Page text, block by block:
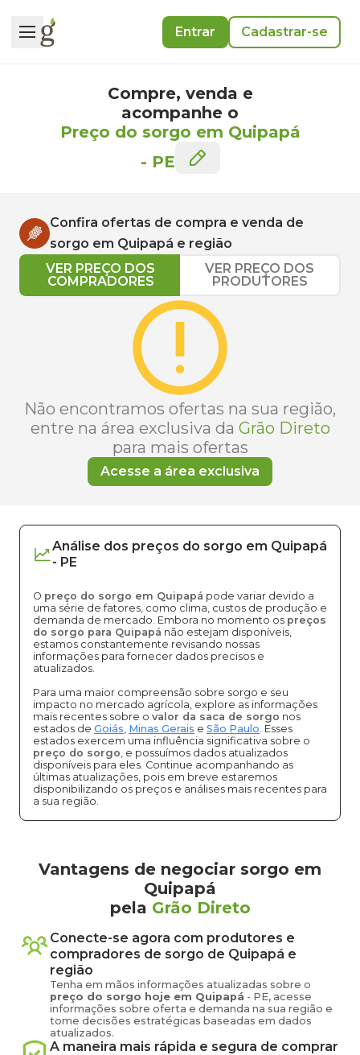
Entrar Cadastrar-se
Compre, venda e
acompanhe o
Preço do sorgo em Quipapá
- PE
Confira ofertas de compra e venda de
sorgo em Quipapá e região
VER PREÇO DOS
COMPRADORES
VER PREÇO DOS
PRODUTORES
Não encontramos ofertas na sua região,
entre na área exclusiva da Grão Direto
para mais ofertas
Acesse a área exclusiva
Análise dos preços do sorgo em Quipapá
- PE
O preço do sorgo em Quipapá pode variar devido a
uma série de fatores, como clima, custos de produção e
demanda de mercado. Embora no momento os preços
do sorgo para Quipapá não estejam disponíveis,
estamos constantemente revisando nossas
informações para fornecer dados precisos e
atualizados.
Para uma maior compreensão sobre sorgo e seu
impacto no mercado agrícola, explore as informações
mais recentes sobre o valor da saca de sorgo nos
estados de Goiás, Minas Gerais e São Paulo. Esses
estados exercem uma influência significativa sobre o
preço do sorgo, e possuímos dados atualizados
disponíveis para eles. Continue acompanhando as
últimas atualizações, pois em breve estaremos
disponibilizando os preços e análises mais recentes para
a sua região.
Vantagens de negociar sorgo em
Quipapá
pela Grão Direto
Conecte-se agora com produtores e
compradores de sorgo de Quipapá e
região
Tenha em mãos informações atualizadas sobre o
preço do sorgo hoje em Quipapá - PE, acesse
informações sobre oferta e demanda na sua região e
tome decisões estratégicas baseadas em dados
atualizados.
A maneira mais rápida e segura de comprar